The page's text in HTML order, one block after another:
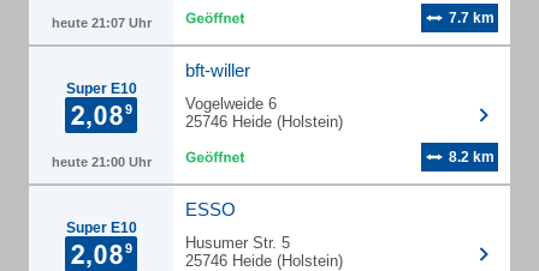
heute 21:07 Uhr 7.7 km
Super E10
heute 21:00 Uhr
bft-willer
Vogelweide 6
25746 Heide (Holstein)
8.2 km
Super E10
ESSO
Husumer Str. 5
25746 Heide (Holstein)